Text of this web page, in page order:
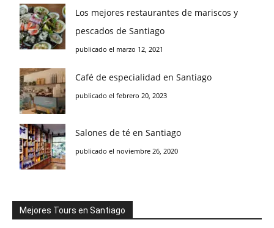
Los mejores restaurantes de mariscos y
pescados de Santiago
publicado el marzo 12, 2021
Café de especialidad en Santiago
publicado el febrero 20, 2023
Salones de té en Santiago
publicado el noviembre 26, 2020
Mejores Tours en Santiago